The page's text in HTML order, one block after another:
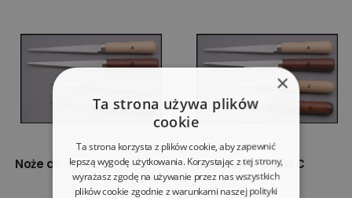
Noże do ceramiki A Noże do ceramiki C
×
Ta strona używa plików
cookie
Ta strona korzysta z plików cookie, aby zapewnić
lepszą wygodę użytkowania. Korzystając z tej strony,
wyrażasz zgodę na używanie przez nas wszystkich
plików cookie zgodnie z warunkami naszej polityki